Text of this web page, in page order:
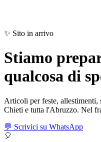
✨ Sito in arrivo
Stiamo
qualcosa di
Articoli per feste, allestimenti,
Chieti e tutta l'Abruzzo. Nel
💬 Scrivici su WhatsApp
🎈